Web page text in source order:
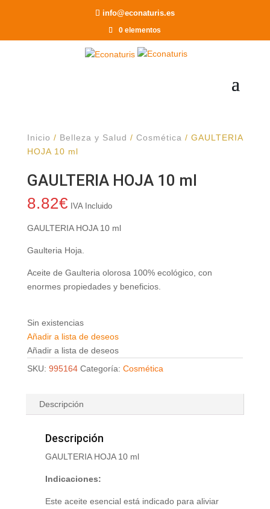
info@econaturis.es
0 elementos
Inicio / Belleza y Salud / Cosmética / GAULTERIA
HOJA 10 ml
GAULTERIA HOJA 10 ml
8.82€ IVA Incluido
GAULTERIA HOJA 10 ml
Gaulteria Hoja.
Aceite de Gaulteria olorosa 100% ecológico, con
enormes propiedades y beneficios.
Sin existencias
Añadir a lista de deseos
Añadir a lista de deseos
SKU: 995164 Categoría: Cosmética
Descripción
Descripción
GAULTERIA HOJA 10 ml
Indicaciones:
Este aceite esencial está indicado para aliviar